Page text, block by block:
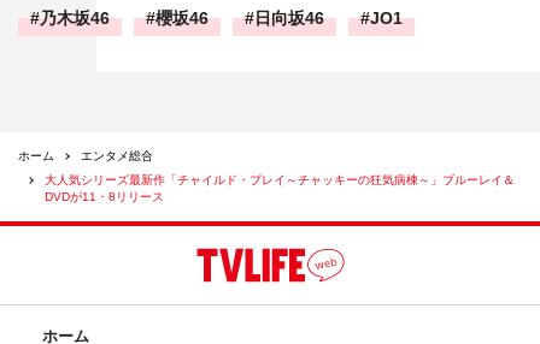
乃木坂46 櫻坂46 日向坂46 JO1
ホーム
エンタメ総合
大人気シリーズ最新作「チャイルド・プレイ～チャッキーの狂気病棟～」ブルーレイ＆
DVDが11・8リリース
ホーム